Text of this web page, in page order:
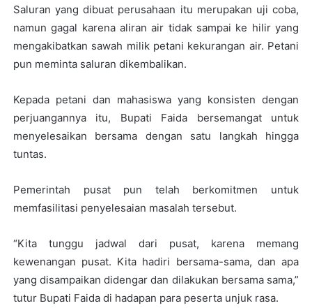
Saluran yang dibuat perusahaan itu merupakan uji coba,
namun gagal karena aliran air tidak sampai ke hilir yang
mengakibatkan sawah milik petani kekurangan air. Petani
pun meminta saluran dikembalikan.
Kepada petani dan mahasiswa yang konsisten dengan
perjuangannya itu, Bupati Faida bersemangat untuk
menyelesaikan bersama dengan satu langkah hingga
tuntas.
Pemerintah pusat pun telah berkomitmen untuk
memfasilitasi penyelesaian masalah tersebut.
“Kita tunggu jadwal dari pusat, karena memang
kewenangan pusat. Kita hadiri bersama-sama, dan apa
yang disampaikan didengar dan dilakukan bersama sama,”
tutur Bupati Faida di hadapan para peserta unjuk rasa.